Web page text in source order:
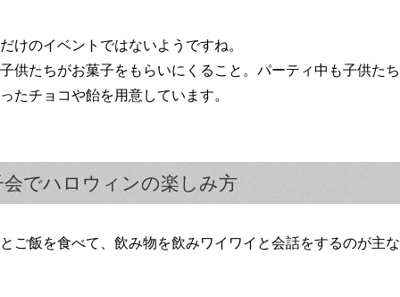
けのイベントではないようですね。
供たちがお菓子をもらいにくること。パーティ中も子供たち
たチョコや飴を用意しています。
でハロウィンの楽しみ方
ご飯を食べて、飲み物を飲みワイワイと会話をするのが主な